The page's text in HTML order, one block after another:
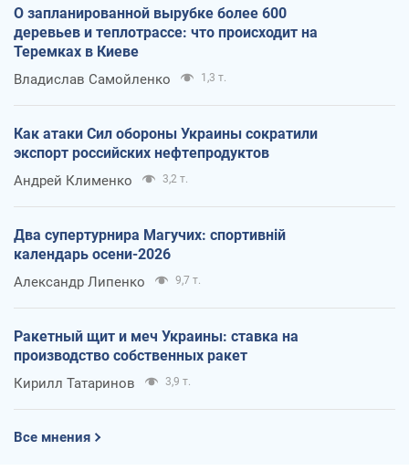
О запланированной вырубке более 600
деревьев и теплотрассе: что происходит на
Теремках в Киеве
Владислав Самойленко 1,3 т.
Как атаки Сил обороны Украины сократили
экспорт российских нефтепродуктов
Андрей Клименко 3,2 т.
Два супертурнира Магучих: спортивній
календарь осени-2026
Александр Липенко 9,7 т.
Ракетный щит и меч Украины: ставка на
производство собственных ракет
Кирилл Татаринов 3,9 т.
Все мнения